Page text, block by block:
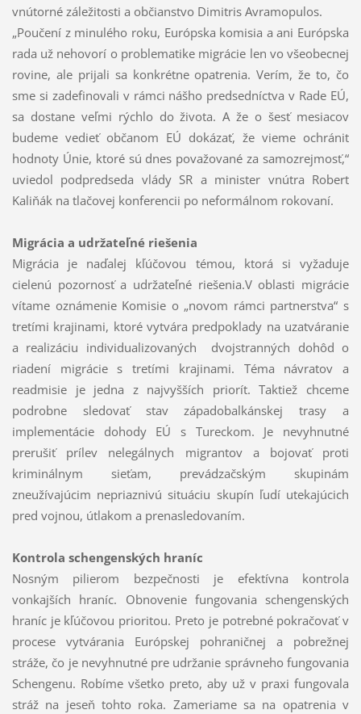
vnútorné záležitosti a občianstvo Dimitris Avramopulos.
„Poučení z minulého roku, Európska komisia a ani Európska
rada už nehovorí o problematike migrácie len vo všeobecnej
rovine, ale prijali sa konkrétne opatrenia. Verím, že to, čo
sme si zadefinovali v rámci nášho predsedníctva v Rade EÚ,
sa dostane veľmi rýchlo do života. A že o šesť mesiacov
budeme vedieť občanom EÚ dokázať, že vieme ochrániť
hodnoty Únie, ktoré sú dnes považované za samozrejmosť,“
uviedol podpredseda vlády SR a minister vnútra Robert
Kaliňák na tlačovej konferencii po neformálnom rokovaní.
Migrácia a udržateľné riešenia
Migrácia je naďalej kľúčovou témou, ktorá si vyžaduje
cielenú pozornosť a udržateľné riešenia.V oblasti migrácie
vítame oznámenie Komisie o „novom rámci partnerstva“ s
tretími krajinami, ktoré vytvára predpoklady na uzatváranie
a realizáciu individualizovaných dvojstranných dohôd o
riadení migrácie s tretími krajinami. Téma návratov a
readmisie je jedna z najvyšších priorít. Taktiež chceme
podrobne sledovať stav západobalkánskej trasy a
implementácie dohody EÚ s Tureckom. Je nevyhnutné
prerušiť prílev nelegálnych migrantov a bojovať proti
kriminálnym sieťam, prevádzačským skupinám
zneužívajúcim nepriaznivú situáciu skupín ľudí utekajúcich
pred vojnou, útlakom a prenasledovaním.
Kontrola schengenských hraníc
Nosným pilierom bezpečnosti je efektívna kontrola
vonkajších hraníc. Obnovenie fungovania schengenských
hraníc je kľúčovou prioritou. Preto je potrebné pokračovať v
procese vytvárania Európskej pohraničnej a pobrežnej
stráže, čo je nevyhnutné pre udržanie správneho fungovania
Schengenu. Robíme všetko preto, aby už v praxi fungovala
stráž na jeseň tohto roka. Zameriame sa na opatrenia v